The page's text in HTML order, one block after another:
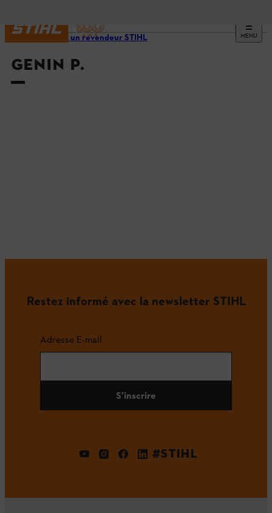
MENU
Trouvez un revendeur STIHL
GENIN P.
Restez informé avec la newsletter STIHL
Adresse E-mail
S'inscrire
#STIHL